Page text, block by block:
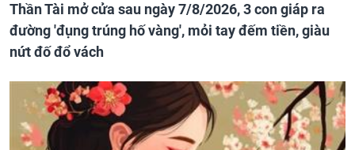
Thần Tài mở cửa sau ngày 7/8/2026, 3 con giáp ra
đường 'đụng trúng hố vàng', mỏi tay đếm tiền, giàu
nứt đố đổ vách